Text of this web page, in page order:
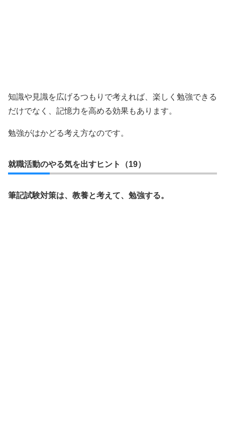
知識や見識を広げるつもりで考えれば、楽しく勉強できる
だけでなく、記憶力を高める効果もあります。
勉強がはかどる考え方なのです。
就職活動のやる気を出すヒント（19）
筆記試験対策は、教養と考えて、勉強する。